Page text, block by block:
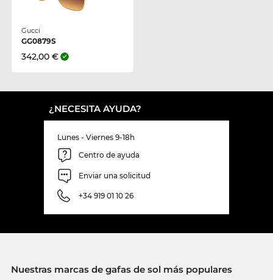
Gucci
GG0879S
342,00 €
¿NECESITA AYUDA?
Lunes - Viernes 9-18h
Centro de ayuda
Enviar una solicitud
+34 919 01 10 26
Nuestras marcas de gafas de sol más populares